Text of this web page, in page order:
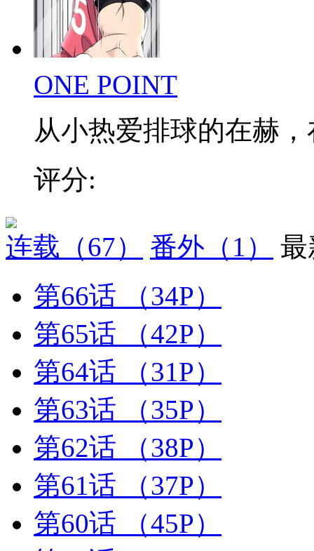
ONE POINT
从小热爱排球的在赫，
评分:
连载 （67） 番外 （1）
最
第66话
（34P）
第65话
（42P）
第64话
（31P）
第63话
（35P）
第62话
（38P）
第61话
（37P）
第60话
（45P）